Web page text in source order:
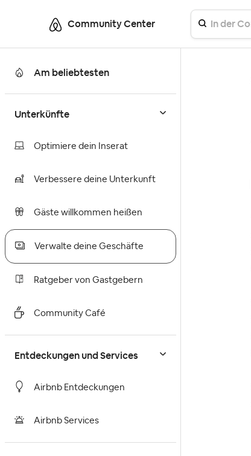
Community Center
Am beliebtesten
Unterkünfte
Optimiere dein Inserat
Verbessere deine Unterkunft
Gäste willkommen heißen
Verwalte deine Geschäfte
Ratgeber von Gastgebern
Community Café
Entdeckungen und Services
Airbnb Entdeckungen
Airbnb Services